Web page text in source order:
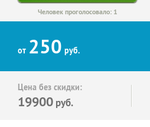
Человек проголосовало: 1
от 250 руб.
Цена без скидки:
19900 руб.